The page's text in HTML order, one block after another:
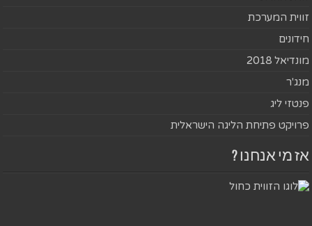
זווית המערכת
חידונים
מונדיאל 2018
מנג'ר
פנטזי ליג
פרויקט פתיחת הליגה הישראלית
אז מי אנחנו ?